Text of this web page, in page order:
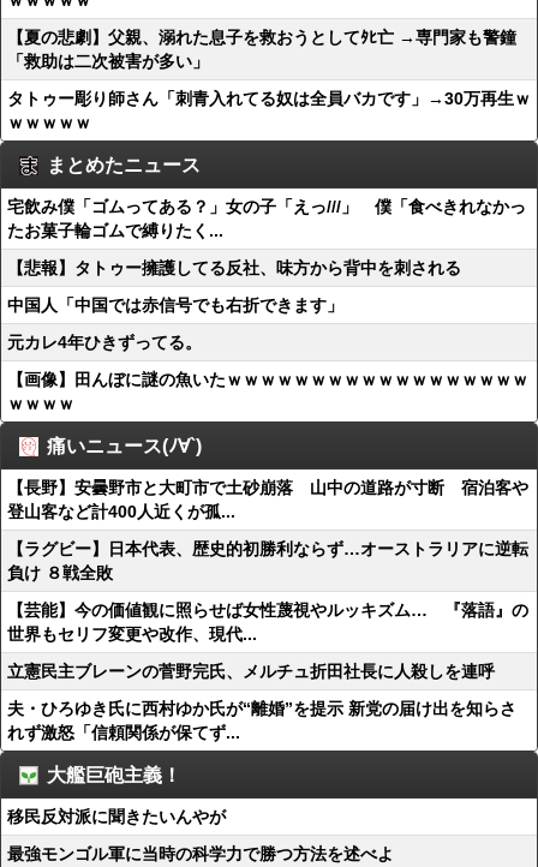
【夏の悲劇】父親、溺れた息子を救おうとしてﾀﾋ亡 →専門家も警鐘
「救助は二次被害が多い」
タトゥー彫り師さん「刺青入れてる奴は全員バカです」→30万再生ｗ
ｗｗｗｗｗ
まとめたニュース
宅飲み僕「ゴムってある？」女の子「えっ///」 僕「食べきれなかっ
たお菓子輪ゴムで縛りたく...
【悲報】タトゥー擁護してる反社、味方から背中を刺される
中国人「中国では赤信号でも右折できます」
元カレ4年ひきずってる。
【画像】田んぼに謎の魚いたｗｗｗｗｗｗｗｗｗｗｗｗｗｗｗｗｗｗ
ｗｗｗｗ
痛いニュース(ﾉ∀`)
【長野】安曇野市と大町市で土砂崩落 山中の道路が寸断 宿泊客や
登山客など計400人近くが孤...
【ラグビー】日本代表、歴史的初勝利ならず…オーストラリアに逆転
負け ８戦全敗
【芸能】今の価値観に照らせば女性蔑視やルッキズム… 『落語』の
世界もセリフ変更や改作、現代...
立憲民主ブレーンの菅野完氏、メルチュ折田社長に人殺しを連呼
夫・ひろゆき氏に西村ゆか氏が“離婚”を提示 新党の届け出を知らさ
れず激怒「信頼関係が保てず...
大艦巨砲主義！
移民反対派に聞きたいんやが
最強モンゴル軍に当時の科学力で勝つ方法を述べよ